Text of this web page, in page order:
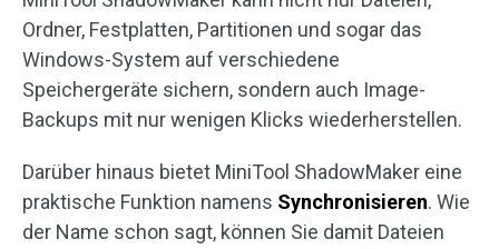
Ordner, Festplatten, Partitionen und sogar das
Windows-System auf verschiedene
Speichergeräte sichern, sondern auch Image-
Backups mit nur wenigen Klicks wiederherstellen.
Darüber hinaus bietet MiniTool ShadowMaker eine
praktische Funktion namens Synchronisieren. Wie
der Name schon sagt, können Sie damit Dateien